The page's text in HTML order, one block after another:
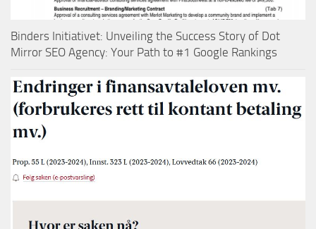
Binders Initiativet: Unveiling the Success Story of Dot
Mirror SEO Agency: Your Path to #1 Google Rankings